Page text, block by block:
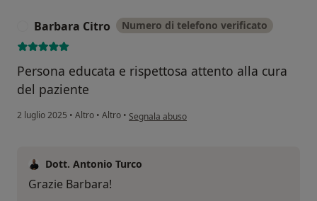
Barbara Citro Numero di telefono verificato
Persona educata e rispettosa attento alla cura
del paziente
2 luglio 2025 • Altro • Altro • secondo l'opinione dell'utente Barbara Citro
Segnala abuso
Dott. Antonio Turco
Grazie Barbara!